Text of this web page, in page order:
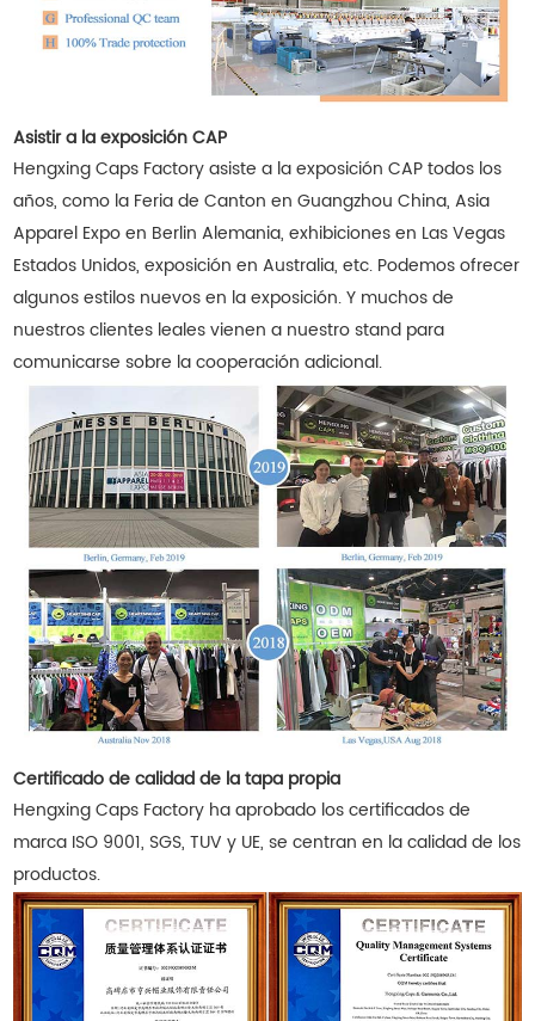
Asistir a la exposición CAP
Hengxing Caps Factory asiste a la exposición CAP todos los
años, como la Feria de Canton en Guangzhou China, Asia
Apparel Expo en Berlin Alemania, exhibiciones en Las Vegas
Estados Unidos, exposición en Australia, etc. Podemos ofrecer
algunos estilos nuevos en la exposición. Y muchos de
nuestros clientes leales vienen a nuestro stand para
comunicarse sobre la cooperación adicional.
Certificado de calidad de la tapa propia
Hengxing Caps Factory ha aprobado los certificados de
marca ISO 9001, SGS, TUV y UE, se centran en la calidad de los
productos.